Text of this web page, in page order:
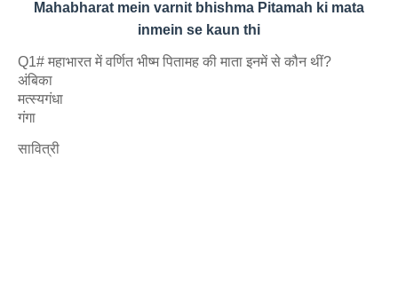
Mahabharat mein varnit bhishma Pitamah ki mata
inmein se kaun thi
Q1# महाभारत में वर्णित भीष्म पितामह की माता इनमें से कौन थीं?
अंबिका
मत्स्यगंधा
गंगा
सावित्री